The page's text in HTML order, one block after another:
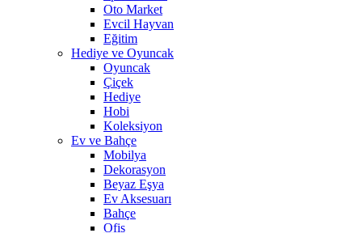
Oto Market
Evcil Hayvan
Eğitim
Hediye ve Oyuncak
Oyuncak
Çiçek
Hediye
Hobi
Koleksiyon
Ev ve Bahçe
Mobilya
Dekorasyon
Beyaz Eşya
Ev Aksesuarı
Bahçe
Ofis